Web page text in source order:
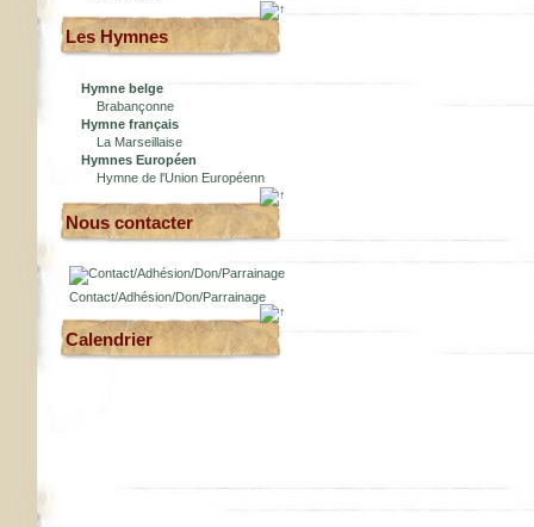
Les Hymnes
Hymne belge
Brabançonne
Hymne français
La Marseillaise
Hymnes Européen
Hymne de l'Union Européenn
Nous contacter
Contact/Adhésion/Don/Parrainage
Calendrier